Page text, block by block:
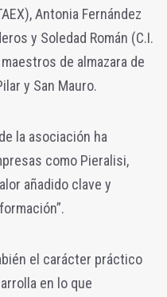
Antonia Fernández
y Soledad Román (C.I.
de almazara de
y San Mauro.
la asociación ha
como Pieralisi,
añadido clave y
el carácter práctico
en lo que